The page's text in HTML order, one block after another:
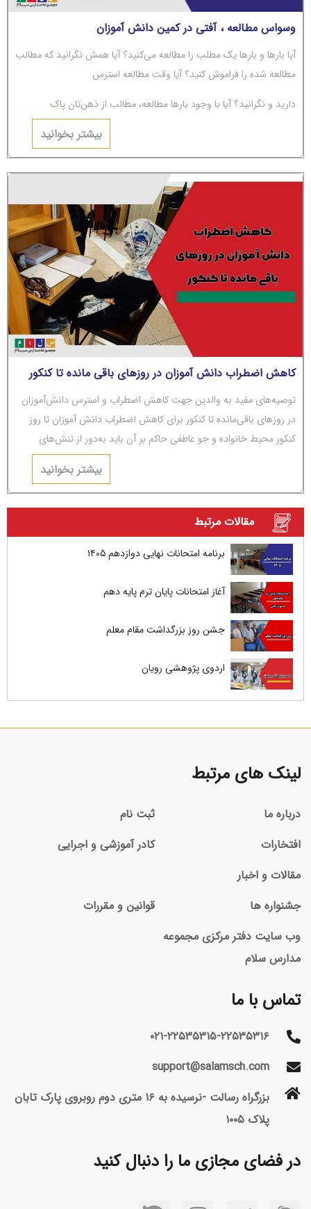
وسواس مطالعه ، آفتی در کمین دانش آموزان
آیا بارها و بارها یک مطلب را مطالعه می‌کنید؟ آیا همش نگرانید که مطالب
مطالعه شده را فراموش کنید؟ آیا وقت مطالعه استرس
دارید و نگرانید؟ آیا با وجود بارها مطالعه، مطالب از ذهن‌تان پاک
می‌شوند؟ اگر جواب‌تان مثبت است، باید بگوییم شما دچار
بیشتر بخوانید
کاهش اضطراب دانش آموزان در روزهای باقی مانده تا کنکور
توصیه‌های مفید به والدین جهت کاهش اضطراب و استرس دانش‌آموزان
در روزهای باقی‌مانده تا کنکور برای کاهش اضطراب دانش آموزان تا روز
کنکور محیط خانواده و جو عاطفی حاکم بر آن باید به‌دور از تنش‌های
بیشتر بخوانید
مقالات مرتبط
برنامه امتحانات نهایی دوازدهم ۱۴۰۵
آغاز امتحانات پایان ترم پایه دهم
جشن روز بزرگداشت مقام معلم
اردوی پژوهشی رویان
لینک های مرتبط
درباره ما
ثبت نام
افتخارات
کادر آموزشی و اجرایی
مقالات و اخبار
جشنواره ها
قوانین و مقررات
وب سایت دفتر مرکزی مجموعه
مدارس سلام
تماس با ما
۰۲۱-۲۲۵۳۵۳۱۵-۲۲۵۳۵۳۱۶
support@salamsch.com
بزرگراه رسالت -نرسیده به ۱۶ متری دوم روبروی پارک تابان
پلاک ۱۰۰۵
در فضای مجازی ما را دنبال کنید